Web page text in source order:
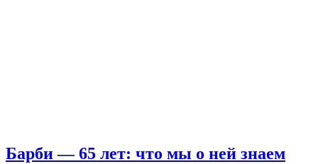
Барби — 65 лет: что мы о ней знаем